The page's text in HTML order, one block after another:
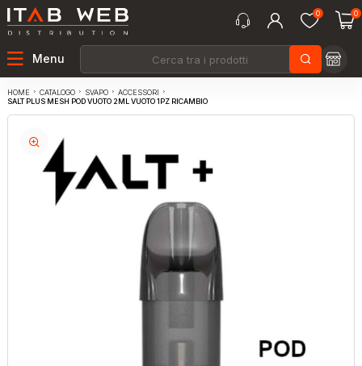
0 0
Menu
HOME CATALOGO SVAPO
ACCESSORI
SALT PLUS MESH POD VUOTO 2ML VUOTO 1PZ RICAMBIO